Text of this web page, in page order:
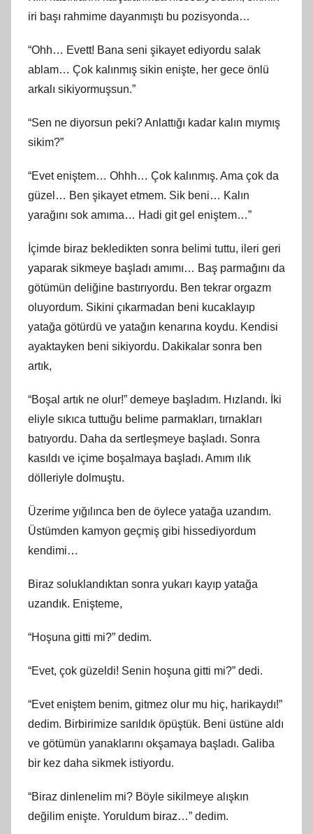
iri başı rahmime dayanmıştı bu pozisyonda…
“Ohh… Evett! Bana seni şikayet ediyordu salak
ablam… Çok kalınmış sikin enişte, her gece önlü
arkalı sikiyormuşsun.”
“Sen ne diyorsun peki? Anlattığı kadar kalın mıymış
sikim?”
“Evet eniştem… Ohhh… Çok kalınmış. Ama çok da
güzel… Ben şikayet etmem. Sik beni… Kalın
yarağını sok amıma… Hadi git gel eniştem…”
İçimde biraz bekledikten sonra belimi tuttu, ileri geri
yaparak sikmeye başladı amımı… Baş parmağını da
götümün deliğine bastırıyordu. Ben tekrar orgazm
oluyordum. Sikini çıkarmadan beni kucaklayıp
yatağa götürdü ve yatağın kenarına koydu. Kendisi
ayaktayken beni sikiyordu. Dakikalar sonra ben
artık,
“Boşal artık ne olur!” demeye başladım. Hızlandı. İki
eliyle sıkıca tuttuğu belime parmakları, tırnakları
batıyordu. Daha da sertleşmeye başladı. Sonra
kasıldı ve içime boşalmaya başladı. Amım ılık
dölleriyle dolmuştu.
Üzerime yığılınca ben de öylece yatağa uzandım.
Üstümden kamyon geçmiş gibi hissediyordum
kendimi…
Biraz soluklandıktan sonra yukarı kayıp yatağa
uzandık. Enişteme,
“Hoşuna gitti mi?” dedim.
“Evet, çok güzeldi! Senin hoşuna gitti mi?” dedi.
“Evet eniştem benim, gitmez olur mu hiç, harikaydı!”
dedim. Birbirimize sarıldık öpüştük. Beni üstüne aldı
ve götümün yanaklarını okşamaya başladı. Galiba
bir kez daha sikmek istiyordu.
“Biraz dinlenelim mi? Böyle sikilmeye alışkın
değilim enişte. Yoruldum biraz…” dedim.